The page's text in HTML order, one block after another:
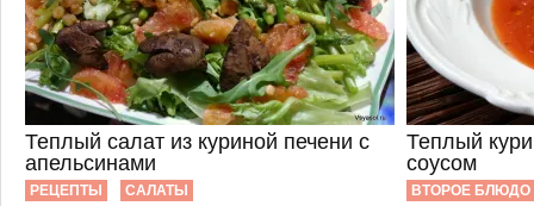
Теплый салат из куриной печени с
апельсинами
РЕЦЕПТЫ САЛАТЫ
Теплый
соусом
ВТОРОЕ БЛЮДО